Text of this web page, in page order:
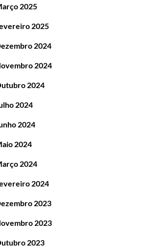
2025
2025
2024
2024
2024
2024
2024
2024
2024
2024
2023
2023
2023